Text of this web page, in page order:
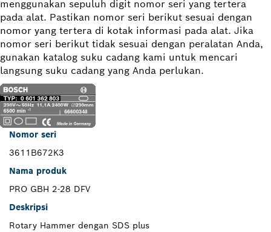
menggunakan sepuluh digit nomor seri yang tertera
pada alat. Pastikan nomor seri berikut sesuai dengan
nomor yang tertera di kotak informasi pada alat. Jika
nomor seri berikut tidak sesuai dengan peralatan Anda,
gunakan katalog suku cadang kami untuk mencari
langsung suku cadang yang Anda perlukan.
Nomor seri
3611B672K3
Nama produk
PRO GBH 2-28 DFV
Deskripsi
Rotary Hammer dengan SDS plus